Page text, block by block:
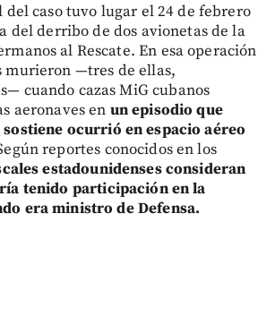
del caso tuvo lugar el 24 de febrero
del derribo de dos avionetas de la
al Rescate. En esa operación
murieron —tres de ellas,
cuando cazas MiG cubanos
aeronaves en un episodio que
sostiene ocurrió en espacio aéreo
reportes conocidos en los
estadounidenses consideran
tenido participación en la
era ministro de Defensa.